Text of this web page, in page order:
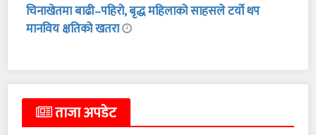
चिनाखेतमा बाढी–पहिरो, बृद्ध महिलाको साहसले टर्यो थप
मानविय क्षतिको खतरा
ताजा अपडेट